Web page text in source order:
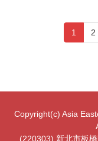
1 2
Copyright(c) Asia
(220303) 新北市板